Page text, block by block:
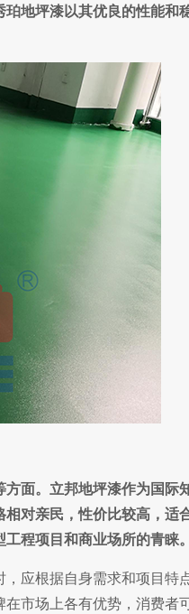
珀地坪漆以其优良的性能和
面。立邦地坪漆作为国际
对亲民，性价比较高，适
程项目和商业场所的青睐。
应根据自身需求和项目特
市场上各有优势，消费者